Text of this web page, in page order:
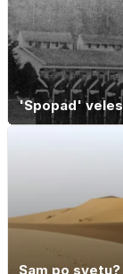
'Spopad'
Sam po